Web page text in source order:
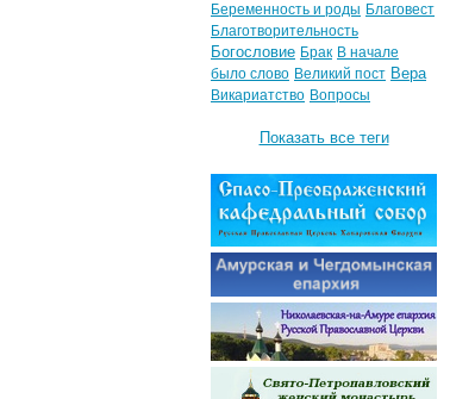
Беременность и роды Благовест
Благотворительность
Богословие Брак В начале
было слово Великий пост Вера
Викариатство Вопросы
Показать все теги